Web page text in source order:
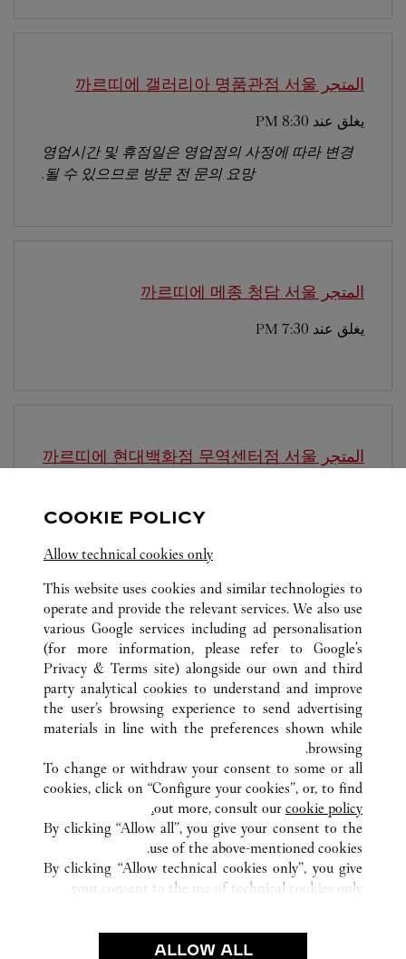
المتجر 까르띠에 갤러리아 명품관점 서울
يغلق عند 8:30 PM
영업시간 및 휴점일은 영업점의 사정에 따라 변경
될 수 있으므로 방문 전 문의 요망.
المتجر 까르띠에 메종 청담 서울
يغلق عند 7:30 PM
المتجر 까르띠에 현대백화점 무역센터점 서울
영업시간 및 휴점일은 영업점의 사정에 따라 변경
될 수 있으므로 방문 전 문의 요망.
كافة مواقع كارتييه كوريا الجنوبية 서울
서초구 신반포로 176
خدمة العملاء
شروط الاستخدام
الأسئلة الشائعة
شركتنا
وظائف
البحث عن متجر
COOKIE POLICY
Allow technical cookies only
This website uses cookies and similar technologies to
operate and provide the relevant services. We also use
various Google services including ad personalisation
(for more information, please refer to Google's
Privacy & Terms site) alongside our own and third
party analytical cookies to understand and improve
the user’s browsing experience to send advertising
materials in line with the preferences shown while
browsing.
To change or withdraw your consent to some or all
cookies, click on “Configure your cookies”, or, to find
out more, consult our cookie policy.
By clicking “Allow all”, you give your consent to the
use of the above-mentioned cookies.
By clicking “Allow technical cookies only”, you give
your consent to the use of technical cookies only.
ALLOW ALL